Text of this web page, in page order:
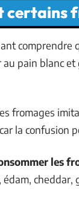
certains
comprendre
pain blanc
fromages
la confusion
les
cheddar,